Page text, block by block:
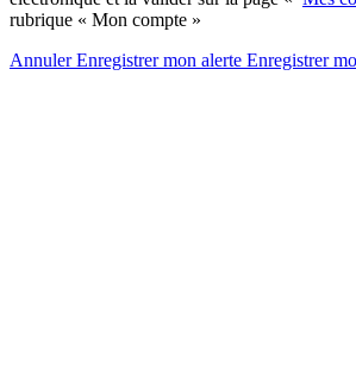
rubrique « Mon compte »
AnnulerEnregistrer mon alerte Enregistrer